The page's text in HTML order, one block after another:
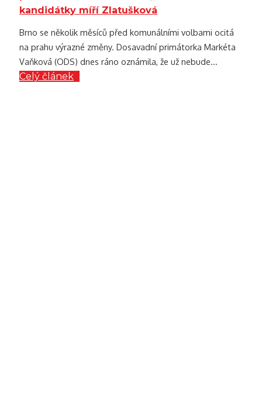
kandidátky míří Zlatušková
Brno se několik měsíců před komunálními volbami ocitá
na prahu výrazné změny. Dosavadní primátorka Markéta
Vaňková (ODS) dnes ráno oznámila, že už nebude...
Celý článek